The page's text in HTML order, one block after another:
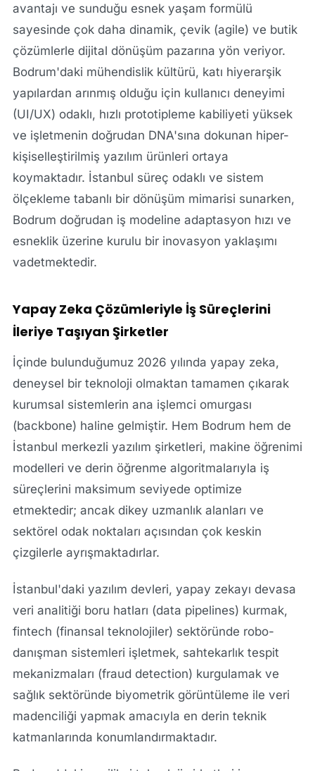
avantajı ve sunduğu esnek yaşam formülü
sayesinde çok daha dinamik, çevik (agile) ve butik
çözümlerle dijital dönüşüm pazarına yön veriyor.
Bodrum'daki mühendislik kültürü, katı hiyerarşik
yapılardan arınmış olduğu için kullanıcı deneyimi
(UI/UX) odaklı, hızlı prototipleme kabiliyeti yüksek
ve işletmenin doğrudan DNA'sına dokunan hiper-
kişiselleştirilmiş yazılım ürünleri ortaya
koymaktadır. İstanbul süreç odaklı ve sistem
ölçekleme tabanlı bir dönüşüm mimarisi sunarken,
Bodrum doğrudan iş modeline adaptasyon hızı ve
esneklik üzerine kurulu bir inovasyon yaklaşımı
vadetmektedir.
Yapay Zeka Çözümleriyle İş Süreçlerini
İleriye Taşıyan Şirketler
İçinde bulunduğumuz 2026 yılında yapay zeka,
deneysel bir teknoloji olmaktan tamamen çıkarak
kurumsal sistemlerin ana işlemci omurgası
(backbone) haline gelmiştir. Hem Bodrum hem de
İstanbul merkezli yazılım şirketleri, makine öğrenimi
modelleri ve derin öğrenme algoritmalarıyla iş
süreçlerini maksimum seviyede optimize
etmektedir; ancak dikey uzmanlık alanları ve
sektörel odak noktaları açısından çok keskin
çizgilerle ayrışmaktadırlar.
İstanbul'daki yazılım devleri, yapay zekayı devasa
veri analitiği boru hatları (data pipelines) kurmak,
fintech (finansal teknolojiler) sektöründe robo-
danışman sistemleri işletmek, sahtekarlık tespit
mekanizmaları (fraud detection) kurgulamak ve
sağlık sektöründe biyometrik görüntüleme ile veri
madenciliği yapmak amacıyla en derin teknik
katmanlarında konumlandırmaktadır.